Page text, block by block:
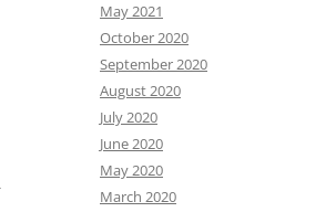
May 2021
October 2020
September 2020
August 2020
July 2020
June 2020
May 2020
March 2020